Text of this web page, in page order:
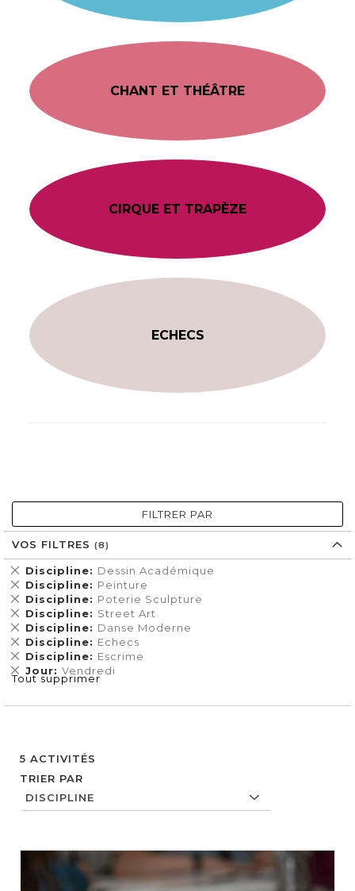
CHANT ET THÉÂTRE
CIRQUE ET TRAPÈZE
ECHECS
5 ACTIVITÉS
TRIER PAR
FILTRER PAR
VOS FILTRES
Discipline Dessin Académique
Supprimer
cet
Élément
Discipline Peinture
Supprimer
cet
Élément
Discipline Poterie Sculpture
Supprimer
cet
Élément
Discipline Street Art
Supprimer
cet
Élément
Discipline Danse Moderne
Supprimer
cet
Élément
Discipline Echecs
Supprimer
cet
Élément
Discipline Escrime
Supprimer
cet
Élément
Jour Vendredi
Supprimer
cet
Tout supprimer